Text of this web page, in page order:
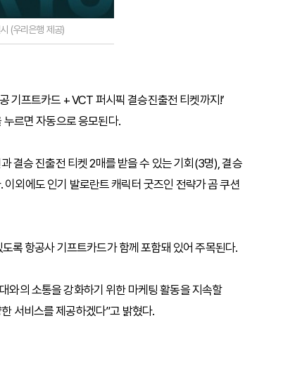
(우리은행 제공)
기프트카드 + VCT 퍼시픽 결승진출전 티켓까지!’
누르면 자동으로 응모된다.
결승 진출전 티켓 2매를 받을 수 있는 기회(3명), 결승
외에도 인기 발로란트 캐릭터 굿즈인 전략가 곰 쿠션
록 항공사 기프트카드가 함께 포함돼 있어 주목된다.
와의 소통을 강화하기 위한 마케팅 활동을 지속할
서비스를 제공하겠다”고 밝혔다.